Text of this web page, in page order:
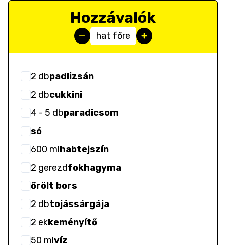
Hozzávalók
hat főre
2 dbpadlizsán
2 dbcukkini
4 - 5 dbparadicsom
só
600 mlhabtejszín
2 gerezdfokhagyma
őrölt bors
2 dbtojássárgája
2 ekkeményítő
50 mlvíz